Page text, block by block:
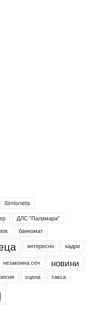
Simfonieta
ДЛС "Паламара"
банкомат
интересно кадри
незаконна сеч новини
сцена такса